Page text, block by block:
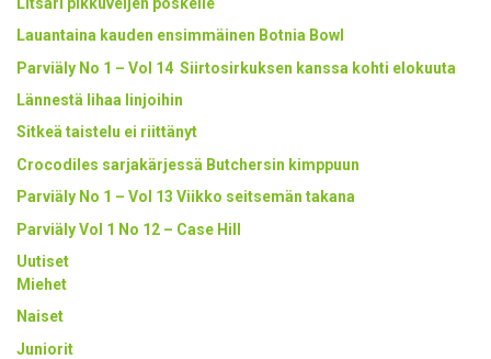
Lauantaina kauden ensimmäinen Botnia Bowl
Parviäly No 1 – Vol 14 Siirtosirkuksen kanssa kohti elokuuta
Lännestä lihaa linjoihin
Sitkeä taistelu ei riittänyt
Crocodiles sarjakärjessä Butchersin kimppuun
Parviäly No 1 – Vol 13 Viikko seitsemän takana
Parviäly Vol 1 No 12 – Case Hill
Uutiset
Miehet
Naiset
Juniorit